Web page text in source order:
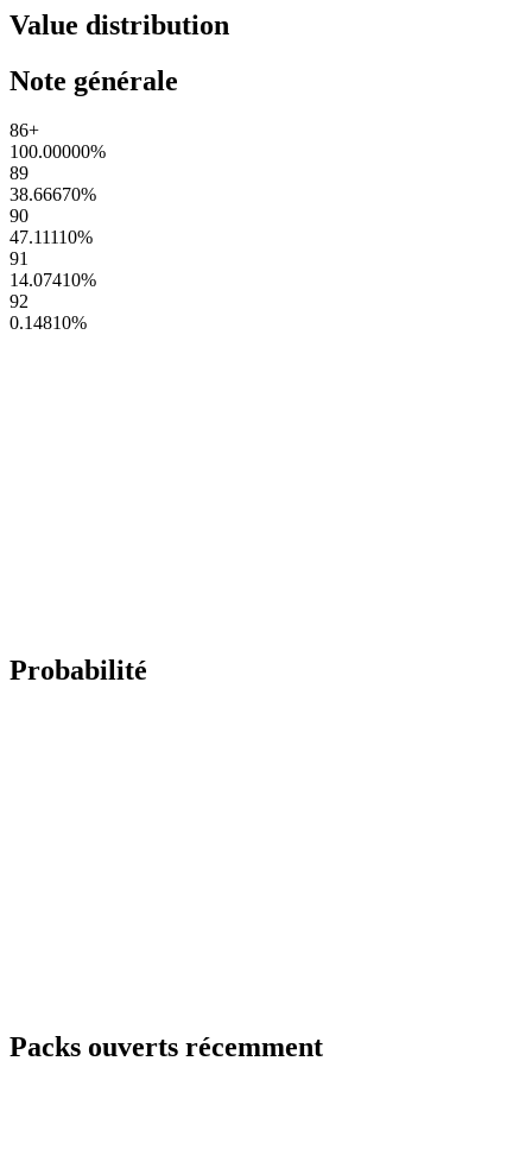
Value distribution
Note générale
86+
100.00000%
89
38.66670%
90
47.11110%
91
14.07410%
92
0.14810%
Probabilité
Packs ouverts récemment